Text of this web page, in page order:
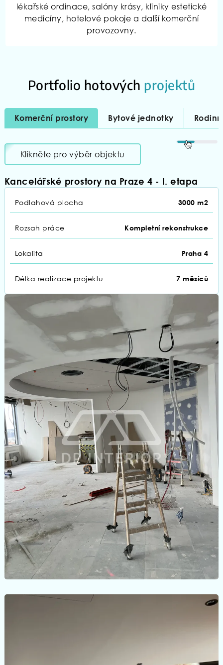
lékařské ordinace, salóny krásy, kliniky estetické
medicíny, hotelové pokoje a další komerční
provozovny.
Portfolio hotových projektů
Komerční prostory Bytové jednotky
Klikněte pro výběr objektu
Kancelářské prostory na Praze 4 - I. etapa
Podlahová plocha 3000 m2
Rozsah práce Kompletní rekonstrukce
Lokalita Praha 4
Délka realizace projektu 7 měsíců